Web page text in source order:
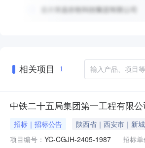
相关项目 1
中铁二十五局集团第一工程有限
招标｜招标公告 陕西省｜西安市｜新
项目编号： YC-CGJH-2405-1987 招标单